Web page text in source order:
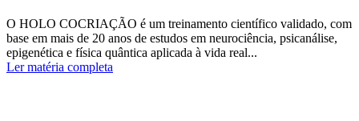
O HOLO COCRIAÇÃO é um treinamento científico validado, com
base em mais de 20 anos de estudos em neurociência, psicanálise,
epigenética e física quântica aplicada à vida real...
Ler matéria completa